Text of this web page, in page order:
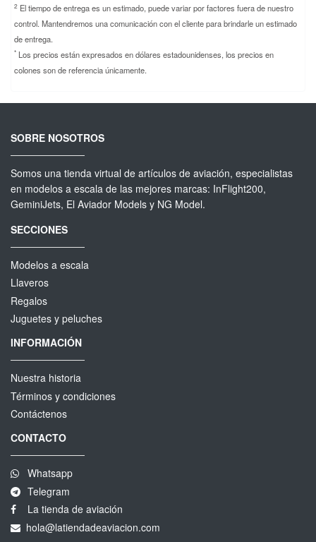
2 El tiempo de entrega es un estimado, puede variar por factores fuera de nuestro
control. Mantendremos una comunicación con el cliente para brindarle un estimado
de entrega.
* Los precios están expresados en dólares estadounidenses, los precios en
colones son de referencia únicamente.
SOBRE NOSOTROS
Somos una tienda virtual de artículos de aviación, especialistas
en modelos a escala de las mejores marcas: InFlight200,
GeminiJets, El Aviador Models y NG Model.
SECCIONES
Modelos a escala
Llaveros
Regalos
Juguetes y peluches
INFORMACIÓN
Nuestra historia
Términos y condiciones
Contáctenos
CONTACTO
Whatsapp
Telegram
La tienda de aviación
hola@latiendadeaviacion.com